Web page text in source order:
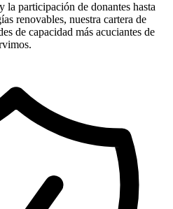
la participación de donantes hasta
renovables, nuestra cartera de
de capacidad más acuciantes de